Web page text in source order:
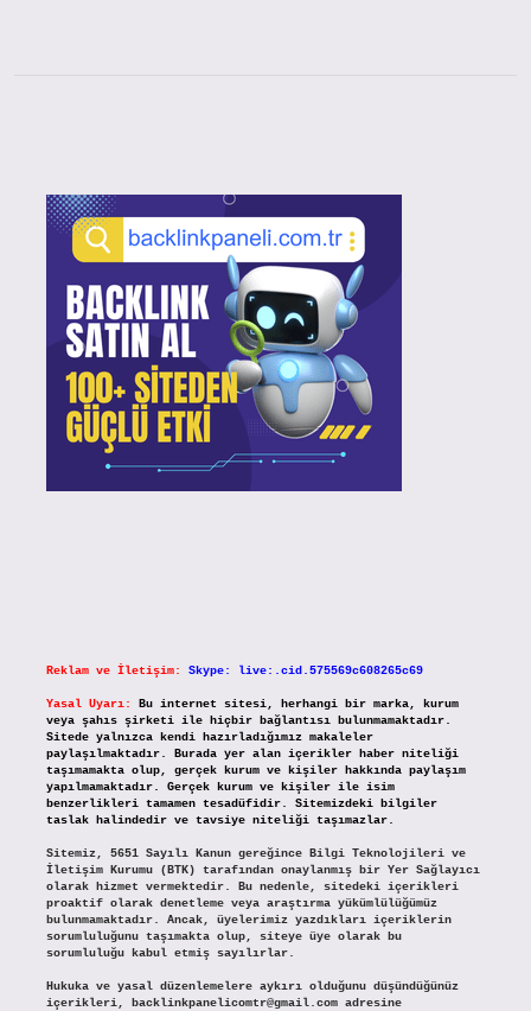
Reklam ve İletişim: Skype: live:.cid.575569c608265c69
Yasal Uyarı:
Bu internet sitesi, herhangi bir marka, kurum
veya şahıs şirketi ile hiçbir bağlantısı bulunmamaktadır.
Sitede yalnızca kendi hazırladığımız makaleler
paylaşılmaktadır. Burada yer alan içerikler haber niteliği
taşımamakta olup, gerçek kurum ve kişiler hakkında paylaşım
yapılmamaktadır. Gerçek kurum ve kişiler ile isim
benzerlikleri tamamen tesadüfidir. Sitemizdeki bilgiler
taslak halindedir ve tavsiye niteliği taşımazlar.
Sitemiz, 5651 Sayılı Kanun gereğince Bilgi Teknolojileri ve
İletişim Kurumu (BTK) tarafından onaylanmış bir Yer Sağlayıcı
olarak hizmet vermektedir. Bu nedenle, sitedeki içerikleri
proaktif olarak denetleme veya araştırma yükümlülüğümüz
bulunmamaktadır. Ancak, üyelerimiz yazdıkları içeriklerin
sorumluluğunu taşımakta olup, siteye üye olarak bu
sorumluluğu kabul etmiş sayılırlar.
Hukuka ve yasal düzenlemelere aykırı olduğunu düşündüğünüz
içerikleri,
backlinkpanelicomtr@gmail.comadresine